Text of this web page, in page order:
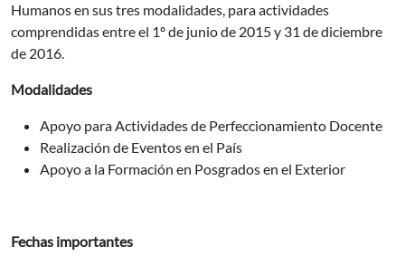
Humanos en sus tres modalidades, para actividades
comprendidas entre el 1º de junio de 2015 y 31 de diciembre
de 2016.
Modalidades
Apoyo para Actividades de Perfeccionamiento Docente
Realización de Eventos en el País
Apoyo a la Formación en Posgrados en el Exterior
Fechas importantes